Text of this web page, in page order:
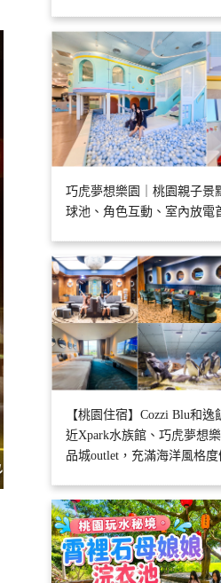
巧虎夢想樂園｜桃園親子景
球池、角色互動、室內放電
【桃園住宿】Cozzi Blu和逸
近Xpark水族館、巧虎夢想
品城outlet，充滿海洋風格